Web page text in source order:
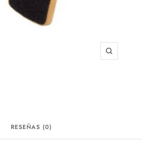
Zoom
RESEÑAS (0)